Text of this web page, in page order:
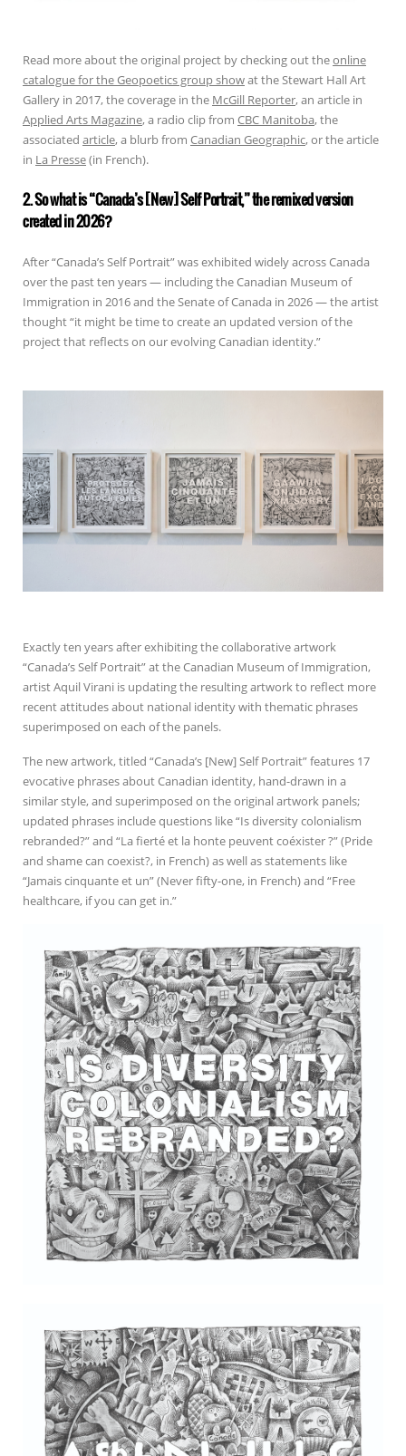
Read more about the original project by checking out theonline
catalogue for the Geopoetics group showat the Stewart Hall Art
Gallery in 2017, the coverage in the McGill Reporter, an article in
Applied Arts Magazine, a radio clip from CBC Manitoba, the
associated article, a blurb from Canadian Geographic, or the article
in La Presse(in French).
2. So what is “Canada’s [New] Self Portrait,” the remixed version
created in 2026?
After “Canada’s Self Portrait” was exhibited widely across Canada
over the past ten years — including the Canadian Museum of
Immigration in 2016 and the Senate of Canada in 2026 — the artist
thought “it might be time to create an updated version of the
project that reflects on our evolving Canadian identity.”
Exactly ten years after exhibiting the collaborative artwork
“Canada’s Self Portrait” at the Canadian Museum of Immigration,
artist Aquil Virani is updating the resulting artwork to reflect more
recent attitudes about national identity with thematic phrases
superimposed on each of the panels.
The new artwork, titled “Canada’s [New] Self Portrait” features 17
evocative phrases about Canadian identity, hand-drawn in a
similar style, and superimposed on the original artwork panels;
updated phrases include questions like “Is diversity colonialism
rebranded?” and “La fierté et la honte peuvent coéxister ?” (Pride
and shame can coexist?, in French) as well as statements like
“Jamais cinquante et un” (Never fifty-one, in French) and “Free
healthcare, if you can get in.”